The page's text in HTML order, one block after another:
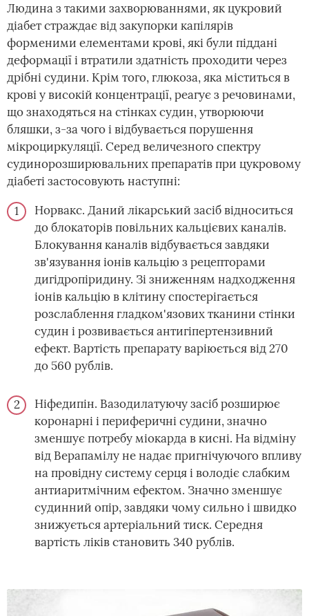
Людина з такими захворюваннями, як цукровий
діабет страждає від закупорки капілярів
форменими елементами крові, які були піддані
деформації і втратили здатність проходити через
дрібні судини. Крім того, глюкоза, яка міститься в
крові у високій концентрації, реагує з речовинами,
що знаходяться на стінках судин, утворюючи
бляшки, з-за чого і відбувається порушення
мікроциркуляції. Серед величезного спектру
судинорозширювальних препаратів при цукровому
діабеті застосовують наступні:
Норвакс. Даний лікарський засіб відноситься
до блокаторів повільних кальцієвих каналів.
Блокування каналів відбувається завдяки
зв'язування іонів кальцію з рецепторами
дигідропіридину. Зі зниженням надходження
іонів кальцію в клітину спостерігається
розслаблення гладком'язових тканини стінки
судин і розвивається антигіпертензивний
ефект. Вартість препарату варіюється від 270
до 560 рублів.
Ніфедипін. Вазодилатуючу засіб розширює
коронарні і периферичні судини, значно
зменшує потребу міокарда в кисні. На відміну
від Верапамілу не надає пригнічуючого впливу
на провідну систему серця і володіє слабким
антиаритмічним ефектом. Значно зменшує
судинний опір, завдяки чому сильно і швидко
знижується артеріальний тиск. Середня
вартість ліків становить 340 рублів.